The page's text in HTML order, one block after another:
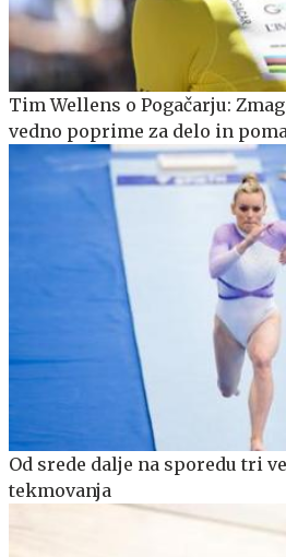
Tim Wellens o Pogačarju:
vedno poprime za delo in
Od srede dalje na sporedu tri
tekmovanja